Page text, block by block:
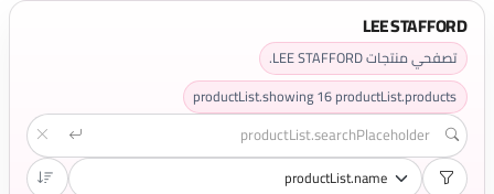
LEE STAFFORD
تصفحي منتجات LEE STAFFORD.
productList.showing16productList.products